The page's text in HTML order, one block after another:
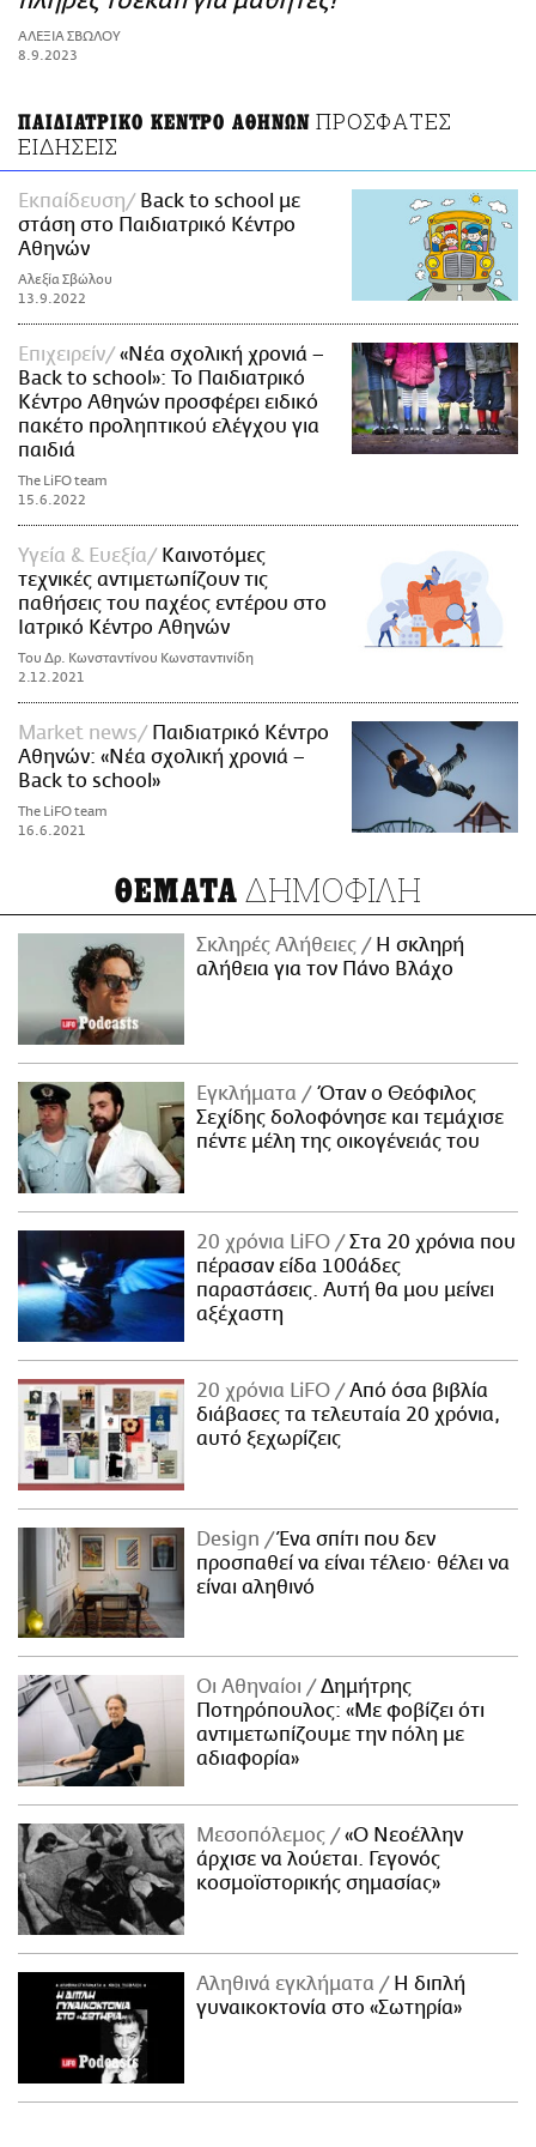
ΑΜΠΑ
PRINT
ΑΛΕΞΙΑ ΣΒΩΛΟΥ
8.9.2023
ΠΑΙΔΙΑΤΡΙΚΟ ΚΕΝΤΡΟ ΑΘΗΝΩΝ ΠΡΟΣΦΑΤΕΣ
ΕΙΔΗΣΕΙΣ
Εκπαίδευση
Back to school με
στάση στο Παιδιατρικό Κέντρο
Αθηνών
Αλεξία Σβώλου
13.9.2022
Επιχειρείν
«Νέα σχολική χρονιά –
Back to school»: Το Παιδιατρικό
Κέντρο Αθηνών προσφέρει ειδικό
πακέτο προληπτικού ελέγχου για
παιδιά
The LiFO team
15.6.2022
Υγεία & Ευεξία
Καινοτόμες
τεχνικές αντιμετωπίζουν τις
παθήσεις του παχέος εντέρου στο
Ιατρικό Κέντρο Αθηνών
Του Δρ. Κωνσταντίνου Κωνσταντινίδη
2.12.2021
Market news
Παιδιατρικό Κέντρο
Αθηνών: «Νέα σχολική χρονιά –
Back to school»
The LiFO team
16.6.2021
ΘΕΜΑΤΑ ΔΗΜΟΦΙΛΗ
Σκληρές Αλήθειες
H σκληρή
αλήθεια για τον Πάνο Βλάχο
Εγκλήματα
Όταν ο Θεόφιλος
Σεχίδης δολοφόνησε και τεμάχισε
πέντε μέλη της οικογένειάς του
20 χρόνια LiFO
Στα 20 χρόνια που
πέρασαν είδα 100άδες
παραστάσεις. Αυτή θα μου μείνει
αξέχαστη
20 χρόνια LiFO
Από όσα βιβλία
διάβασες τα τελευταία 20 χρόνια,
αυτό ξεχωρίζεις
Design
Ένα σπίτι που δεν
προσπαθεί να είναι τέλειο· θέλει να
είναι αληθινό
Οι Αθηναίοι
Δημήτρης
Ποτηρόπουλος: «Με φοβίζει ότι
αντιμετωπίζουμε την πόλη με
αδιαφορία»
Μεσοπόλεμος
«Ο Νεοέλλην
άρχισε να λούεται. Γεγονός
κοσμοϊστορικής σημασίας»
Αληθινά εγκλήματα
Η διπλή
γυναικοκτονία στο «Σωτηρία»